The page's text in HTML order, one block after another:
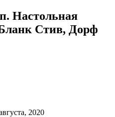
Настольная
Стив, Дорф
2020